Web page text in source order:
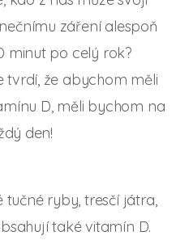
záření alespoň
minut po celý rok?
tvrdí, že abychom měli
D, měli bychom na
den!
tučné ryby, tresčí játra,
také vitamín D.